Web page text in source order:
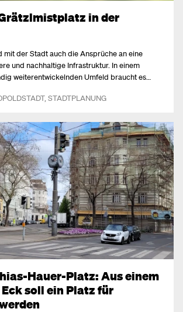
in der
mit der Stadt auch die Ansprüche an eine
und nachhaltige Infrastruktur. In einem
weiterentwickelnden Umfeld braucht es
Mit der Idee eines Grätzlmistplatzes in der
im 2. und 20. Bezirk.
, STADTPLANUNG
Hauer-Platz: Aus einem
soll ein Platz für